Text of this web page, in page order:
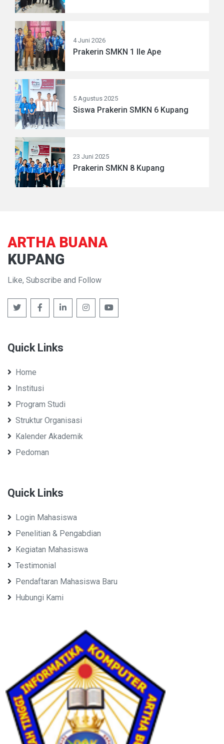
4 Juni 2026
Prakerin SMKN 1 Ile Ape
5 Agustus 2025
Siswa Prakerin SMKN 6 Kupang
23 Juni 2025
Prakerin SMKN 8 Kupang
ARTHA BUANA
KUPANG
Like, Subscribe and Follow
Quick Links
Home
Institusi
Program Studi
Struktur Organisasi
Kalender Akademik
Pedoman
Quick Links
Login Mahasiswa
Penelitian & Pengabdian
Kegiatan Mahasiswa
Testimonial
Pendaftaran Mahasiswa Baru
Hubungi Kami